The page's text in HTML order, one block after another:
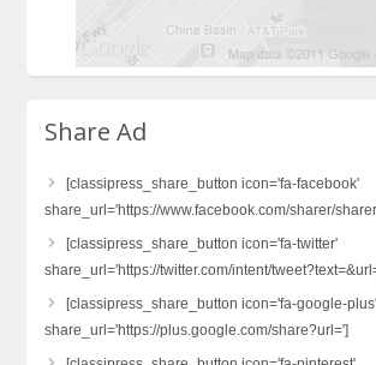
Share Ad
[classipress_share_button icon='fa-facebook'
share_url='https://www.facebook.com/sharer/
[classipress_share_button icon='fa-twitter'
share_url='https://twitter.com/intent/
[classipress_share_button icon='fa-google-plus'
share_url='https://plus.google.com/share?url=']